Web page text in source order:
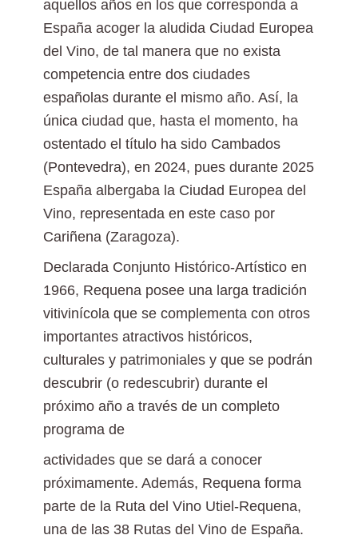
aquellos años en los que corresponda a
España acoger la aludida Ciudad Europea
del Vino, de tal manera que no exista
competencia entre dos ciudades
españolas durante el mismo año. Así, la
única ciudad que, hasta el momento, ha
ostentado el título ha sido Cambados
(Pontevedra), en 2024, pues durante 2025
España albergaba la Ciudad Europea del
Vino, representada en este caso por
Cariñena (Zaragoza).
Declarada Conjunto Histórico-Artístico en
1966, Requena posee una larga tradición
vitivinícola que se complementa con otros
importantes atractivos históricos,
culturales y patrimoniales y que se podrán
descubrir (o redescubrir) durante el
próximo año a través de un completo
programa de
actividades que se dará a conocer
próximamente. Además, Requena forma
parte de la Ruta del Vino Utiel-Requena,
una de las 38 Rutas del Vino de España.